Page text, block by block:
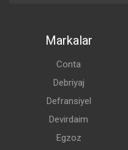
Markalar
Conta
Debriyaj
Defransiyel
Devirdaim
Egzoz